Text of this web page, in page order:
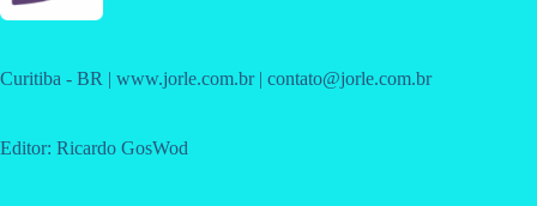
Curitiba - BR | www.jorle.com.br | contato@jorle.com.br
Editor: Ricardo GosWod